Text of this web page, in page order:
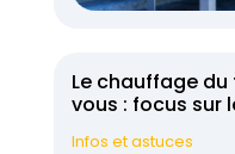
Le chauffage
vous : focus sur
Infos et astuces